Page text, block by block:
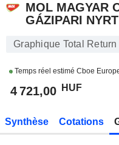
MOL MAGYAR
GÁZIPARI NYRT
Graphique Total
Temps réel estimé Cboe
4 721,00 HUF
Synthèse Cotations